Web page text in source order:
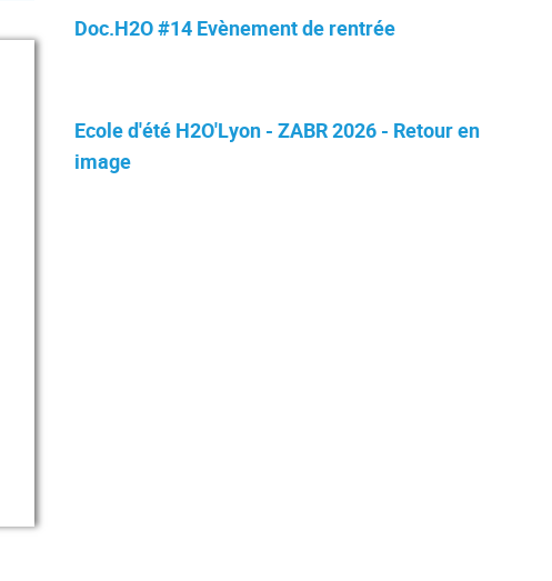
Doc.H2O #14 Evènement de rentrée
Ecole d'été H2O'Lyon - ZABR 2026 - Retour en
image